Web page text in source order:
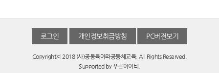
로그인 개인정보취급방침 PC버전보기
Copyrightⓒ 2018 (사)공동육아와공동체교육. All Rights Reserved.
Supported by푸른아이티.